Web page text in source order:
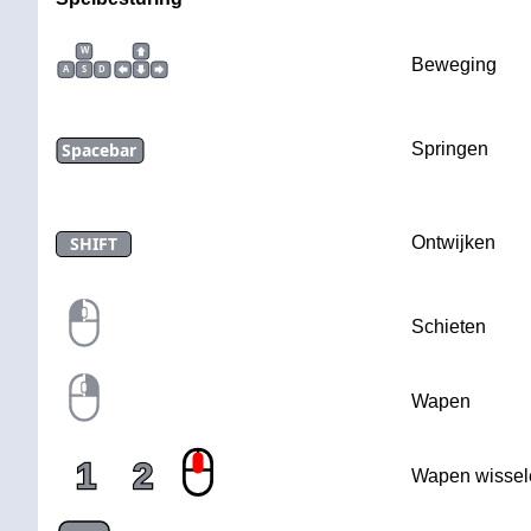
W
A
S D Beweging
Spacebar Springen
SHIFT Ontwijken
Schieten
Wapen
1 2 Wapen